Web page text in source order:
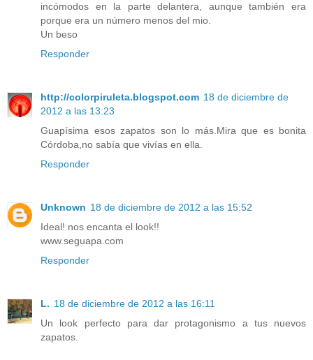
incómodos en la parte delantera, aunque también era
porque era un número menos del mio.
Un beso
Responder
http://colorpiruleta.blogspot.com 18 de diciembre de
2012 a las 13:23
Guapísima esos zapatos son lo más.Mira que es bonita
Córdoba,no sabía que vivías en ella.
Responder
Unknown 18 de diciembre de 2012 a las 15:52
Ideal! nos encanta el look!!
www.seguapa.com
Responder
L. 18 de diciembre de 2012 a las 16:11
Un look perfecto para dar protagonismo a tus nuevos
zapatos.